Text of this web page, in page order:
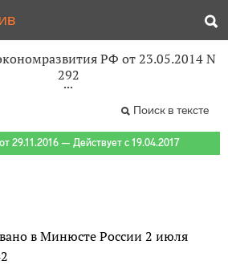
РФ от 23.05.2014 N
292
Поиск в тексте
29.11.2016 — Действует с 19.04.2017
в Минюсте России 2 июля